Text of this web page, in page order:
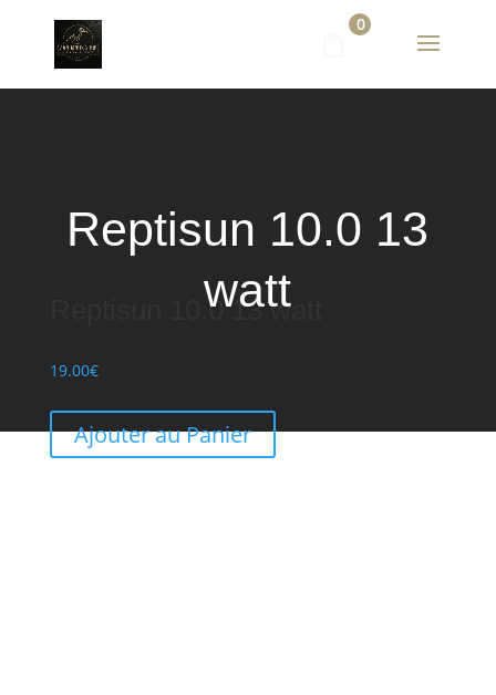
0
Reptisun 10.0 13
watt
Reptisun 10.0 13 watt
19.00€
Ajouter au Panier